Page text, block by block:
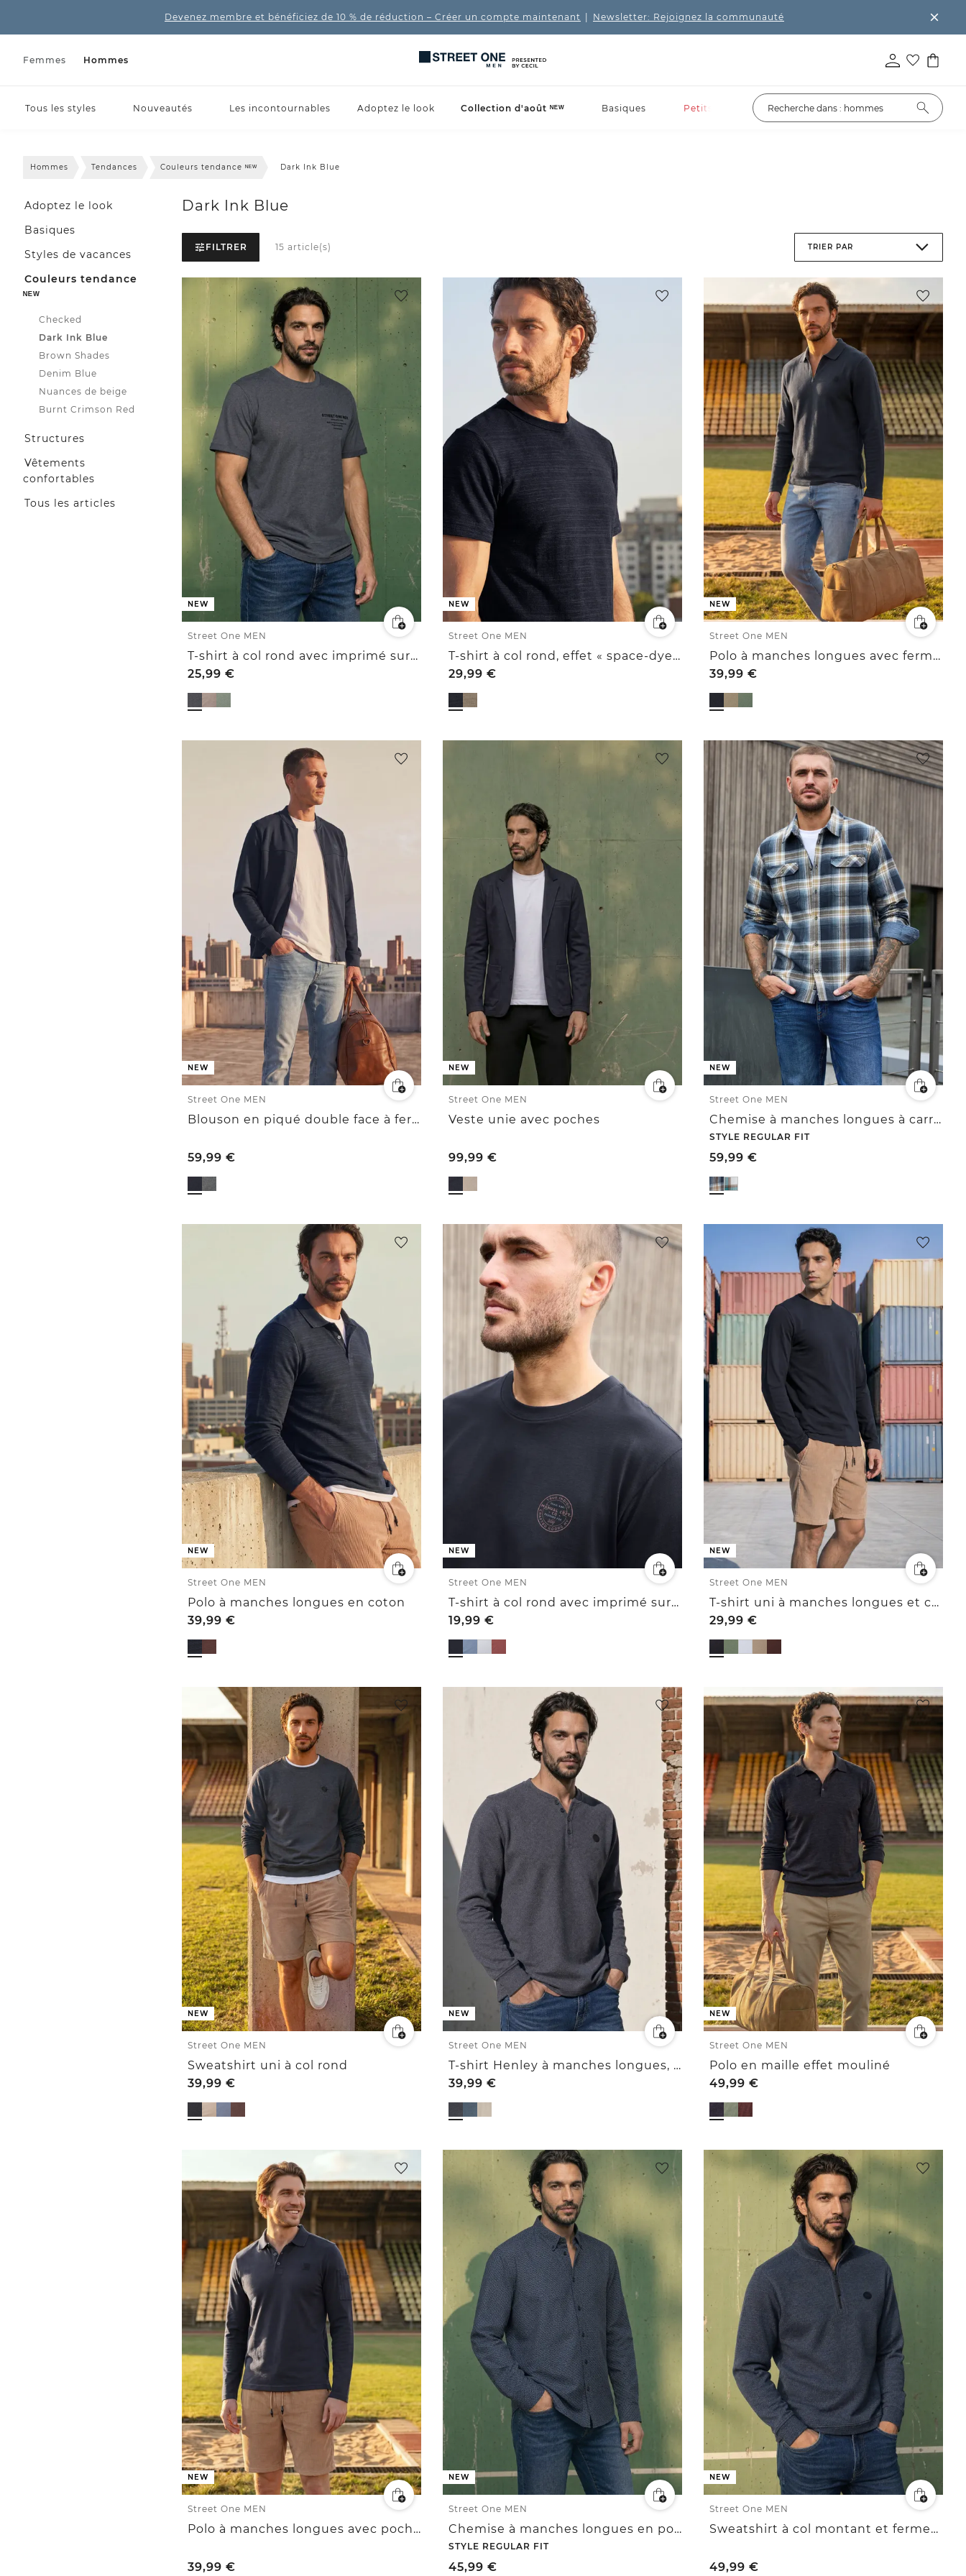
Devenez membre et bénéficiez de 10 % de réduction – Créer un compte maintenant Newsletter: Rejoignez la communauté
Femmes Hommes
Tous les styles Nouveautés Les incontournables Adoptez le look Collection d'août ᴺᴱᵂ Basiques Petits prix
Hommes Tendances Couleurs tendance ᴺᴱᵂ Dark Ink Blue
Adoptez le look
Basiques
Styles de vacances
Couleurs tendance
ᴺᴱᵂ
Checked
Dark Ink Blue
Brown Shades
Denim Blue
Nuances de beige
Burnt Crimson Red
Structures
Vêtements
confortables
Tous les articles
Dark Ink Blue
FILTRER 15 article(s) TRIER PAR
NEW
Street One MEN
T-shirt à col rond avec imprimé sur la poitrine
25,99€
NEW
Street One MEN
T-shirt à col rond, effet « space-dye »
29,99€
NEW
Street One MEN
Polo à manches longues avec fermeture éclair
39,99€
NEW
Street One MEN
Blouson en piqué double face à fermeture zippée
59,99€
NEW
Street One MEN
Veste unie avec poches
99,99€
NEW
Street One MEN
Chemise à manches longues à carreaux avec poches poitrine
STYLE REGULAR FIT
59,99€
NEW
Street One MEN
Polo à manches longues en coton
39,99€
NEW
Street One MEN
T-shirt à col rond avec imprimé sur la poitrine
19,99€
NEW
Street One MEN
T-shirt uni à manches longues et col rond
29,99€
NEW
Street One MEN
Sweatshirt uni à col rond
39,99€
NEW
Street One MEN
T-shirt Henley à manches longues, effet chiné
39,99€
NEW
Street One MEN
Polo en maille effet mouliné
49,99€
NEW
Street One MEN
Polo à manches longues avec poche
39,99€
NEW
Street One MEN
Chemise à manches longues en popeline imprimée
STYLE REGULAR FIT
45,99€
NEW
Street One MEN
Sweatshirt à col montant et fermeture zip
49,99€